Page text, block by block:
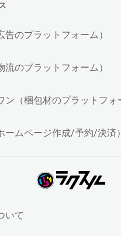
告のプラットフォーム）
流のプラットフォーム）
ン（梱包材のプラットフォ
ームページ作成/予約/決済）
いて